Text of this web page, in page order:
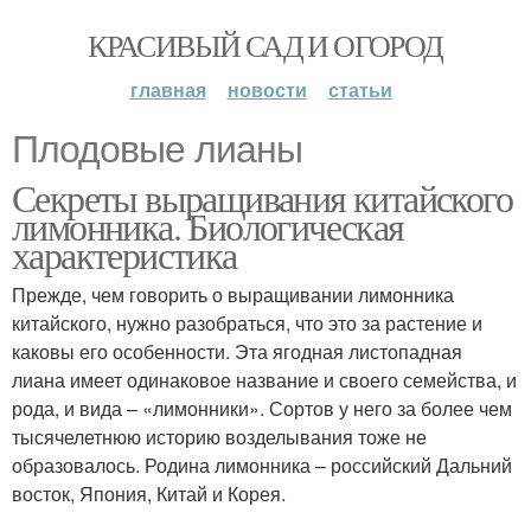
КРАСИВЫЙ САД И ОГОРОД
главная новости статьи
Плодовые лианы
Секреты выращивания китайского
лимонника. Биологическая
характеристика
Прежде, чем говорить о выращивании лимонника
китайского, нужно разобраться, что это за растение и
каковы его особенности. Эта ягодная листопадная
лиана имеет одинаковое название и своего семейства, и
рода, и вида – «лимонники». Сортов у него за более чем
тысячелетнюю историю возделывания тоже не
образовалось. Родина лимонника – российский Дальний
восток, Япония, Китай и Корея.